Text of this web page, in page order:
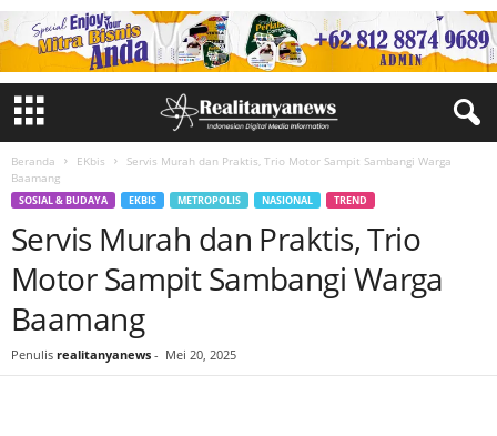
Beranda EKbis
Servis Murah dan Praktis, Trio Motor Sampit Sambangi Warga
Baamang
SOSIAL & BUDAYA EKBIS METROPOLIS NASIONAL TREND
Servis Murah dan Praktis, Trio
Motor Sampit Sambangi Warga
Baamang
Penulis realitanyanews - Mei 20, 2025